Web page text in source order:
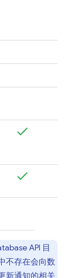
API 目
不存在会向数
新通知的相关